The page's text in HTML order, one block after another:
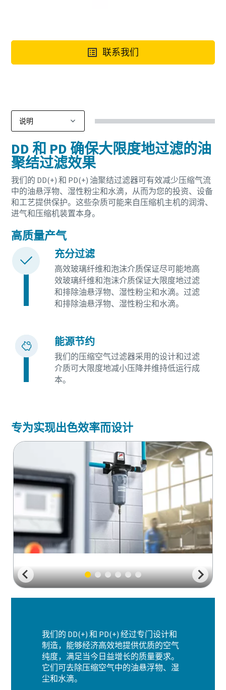
联系我们
DD 和 PD 确保大限度地过滤的油
聚结过滤效果
我们的 DD(+) 和 PD(+) 油聚结过滤器可有效减少压缩气流
中的油悬浮物、湿性粉尘和水滴，从而为您的投资、设备
和工艺提供保护。这些杂质可能来自压缩机主机的润滑、
进气和压缩机装置本身。
高质量产气
充分过滤
高效玻璃纤维和泡沫介质保证尽可能地高
效玻璃纤维和泡沫介质保证大限度地过滤
和排除油悬浮物、湿性粉尘和水滴。过滤
和排除油悬浮物、湿性粉尘和水滴。
能源节约
我们的压缩空气过滤器采用的设计和过滤
介质可大限度地减小压降并维持低运行成
本。
专为实现出色效率而设计
我们的 DD(+) 和 PD(+) 经过专门设计和
制造，能够经济高效地提供优质的空气
纯度，满足当今日益增长的质量要求。
它们可去除压缩空气中的油悬浮物、湿
尘和水滴。